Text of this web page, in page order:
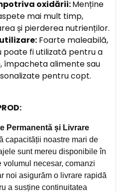
oxidării:Menține
mai mult timp,
și pierderea nutrienților.
Foarte maleabilă,
poate fi utilizată pentru a
împacheta alimente sau
pentru copt.
Permanentă și Livrare
capacității noastre mari de
sunt mereu disponibile în
volumul necesar, comanzi
noi asigurăm o livrare rapidă
a susține continuitatea